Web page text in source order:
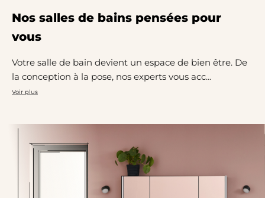
Nos salles de bains pensées pour
vous
Votre salle de bain devient un espace de bien être. De
la conception à la pose, nos experts vous acc…
Voir plus